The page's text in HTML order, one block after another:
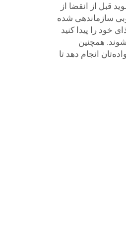
قبل از انقضا از
سازماندهی شده
خود را پیدا کنید
همچنین
انجام دهد تا